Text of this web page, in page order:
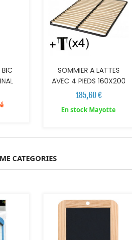
BIC
SOMMIER A LATTES
AVEC 4 PIEDS 160X200
185,60 €
En stock Mayotte
CATEGORIES